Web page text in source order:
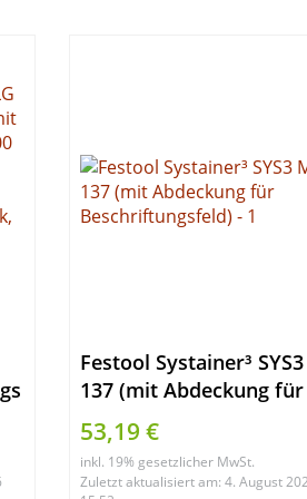
Festool Systainer³
137 (mit Abdeckung für
Beschriftungsfeld)
53,19 €
inkl. 19% gesetzlicher MwSt.
Zuletzt aktualisiert am: 4. August